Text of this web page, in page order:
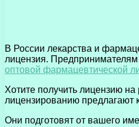
В России лекарства и
лицензия. Предпринимателям
оптовой фармацевтической
Хотите получить лицензию
лицензированию предлагают
Они подготовят от вашего